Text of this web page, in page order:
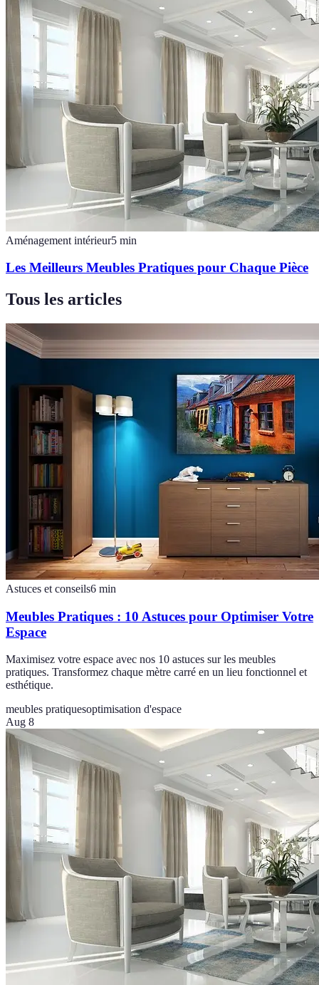
Aménagement intérieur5 min
Les Meilleurs Meubles Pratiques pour Chaque Pièce
Tous les articles
Astuces et conseils6 min
Meubles Pratiques : 10 Astuces pour Optimiser Votre
Espace
Maximisez votre espace avec nos 10 astuces sur les meubles
pratiques. Transformez chaque mètre carré en un lieu fonctionnel et
esthétique.
meubles pratiquesoptimisation d'espace
Aug 8